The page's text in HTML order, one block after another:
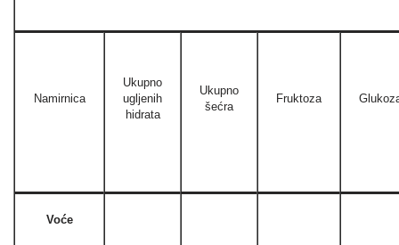
Namirnica
Ukupno
ugljenih
hidrata
Ukupno
šećra
Fruktoza
Voće